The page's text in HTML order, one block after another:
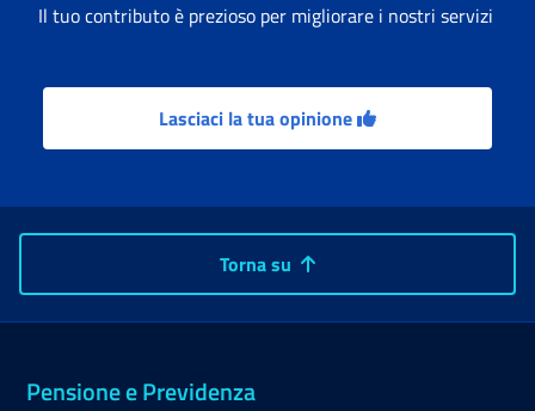
Il tuo contributo è prezioso per migliorare i nostri servizi
Lasciaci la tua opinione
Torna su
Pensione e Previdenza